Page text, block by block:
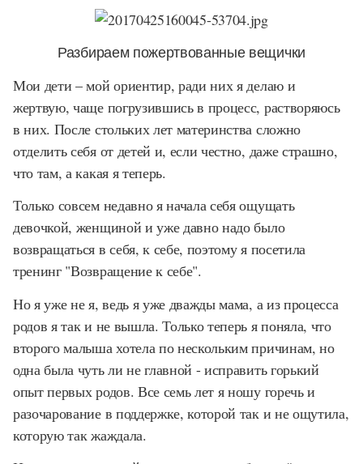
Разбираем пожертвованные вещички
Мои дети – мой ориентир, ради них я делаю и
жертвую, чаще погрузившись в процесс, растворяюсь
в них. После стольких лет материнства сложно
отделить себя от детей и, если честно, даже страшно,
что там, а какая я теперь.
Только совсем недавно я начала себя ощущать
девочкой, женщиной и уже давно надо было
возвращаться в себя, к себе, поэтому я посетила
тренинг "Возвращение к себе".
Но я уже не я, ведь я уже дважды мама, а из процесса
родов я так и не вышла. Только теперь я поняла, что
второго малыша хотела по нескольким причинам, но
одна была чуть ли не главной - исправить горький
опыт первых родов. Все семь лет я ношу горечь и
разочарование в поддержке, которой так и не ощутила,
которую так жаждала.